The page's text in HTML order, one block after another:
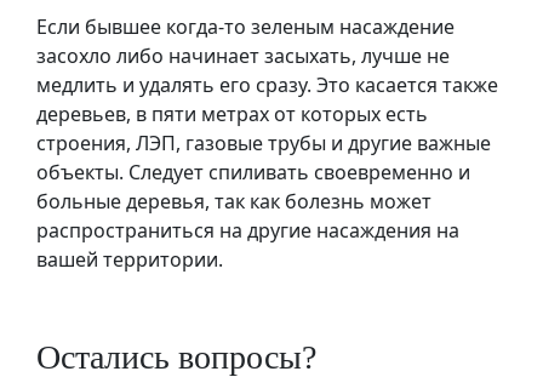
Если бывшее когда-то зеленым насаждение
засохло либо начинает засыхать, лучше не
медлить и удалять его сразу. Это касается также
деревьев, в пяти метрах от которых есть
строения, ЛЭП, газовые трубы и другие важные
объекты. Следует спиливать своевременно и
больные деревья, так как болезнь может
распространиться на другие насаждения на
вашей территории.
Остались вопросы?